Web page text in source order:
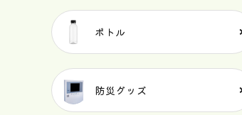
ボトル
防災グッズ